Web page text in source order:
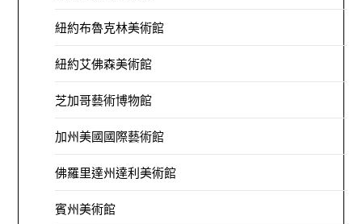
紐約布魯克林美術館
紐約艾佛森美術館
芝加哥藝術博物館
加州美國國際藝術館
佛羅里達州達利美術館
賓州美術館